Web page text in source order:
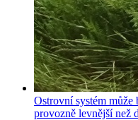
Ostrovní systém může
provozně levnější než